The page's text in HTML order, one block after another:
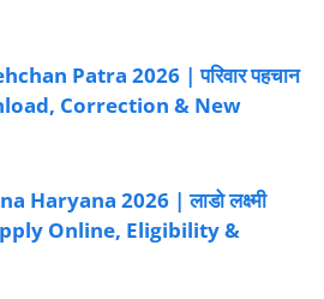
Patra 2026 | परिवार पहचान
Correction & New
Haryana 2026 | लाडो लक्ष्मी
Online, Eligibility &